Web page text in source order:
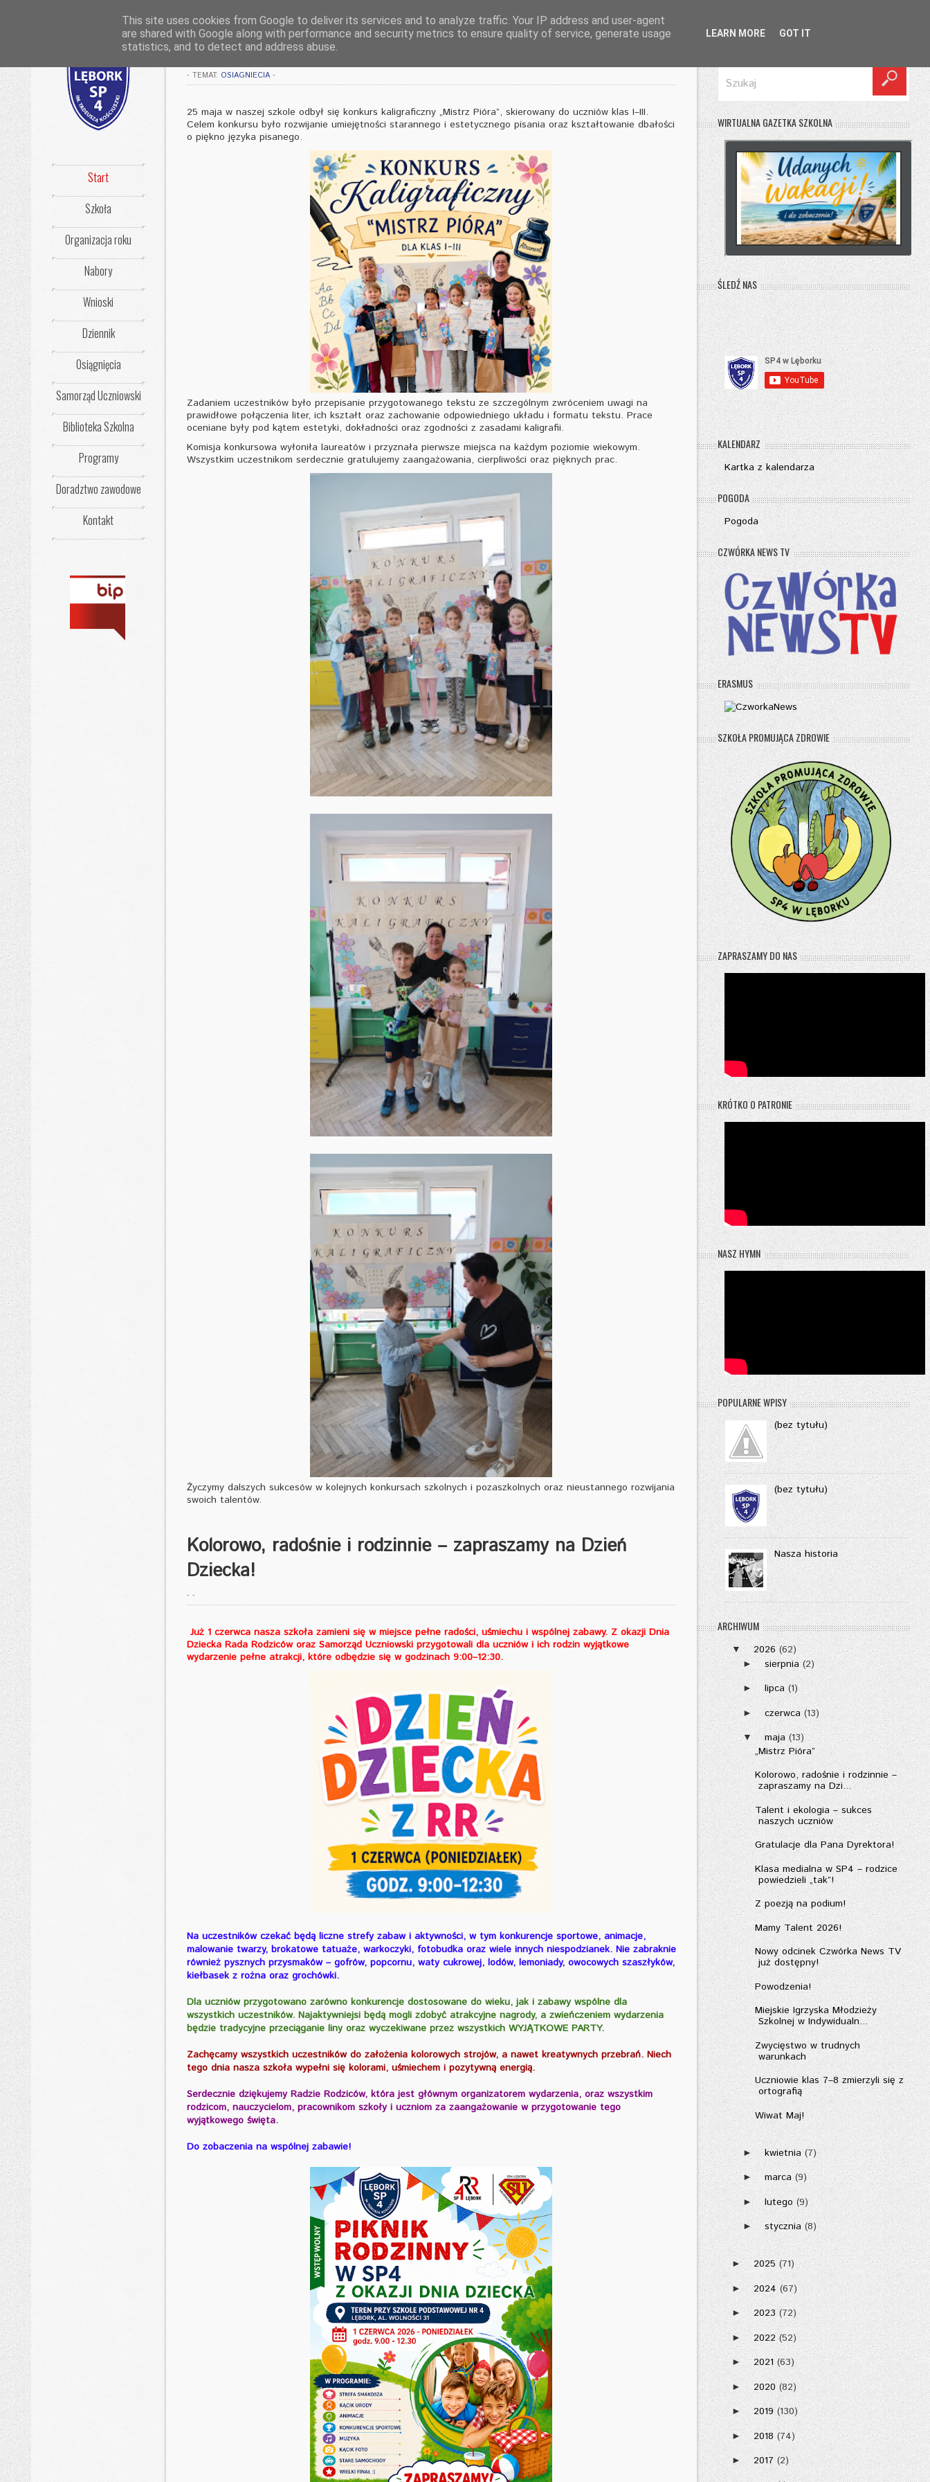
Start
Szkoła
Organizacja roku
Nabory
Wnioski
Dziennik
Osiągnięcia
Samorząd Uczniowski
Biblioteka Szkolna
Programy
Doradztwo zawodowe
Kontakt
„Mistrz Pióra”
- TEMAT: OSIAGNIECIA -
25 maja w naszej szkole odbył się konkurs kaligraficzny „Mistrz Pióra”, skierowany do uczniów klas I–III.
Celem konkursu było rozwijanie umiejętności starannego i estetycznego pisania oraz kształtowanie dbałości
o piękno języka pisanego.
Zadaniem uczestników było przepisanie przygotowanego tekstu ze szczególnym zwróceniem uwagi na
prawidłowe połączenia liter, ich kształt oraz zachowanie odpowiedniego układu i formatu tekstu. Prace
oceniane były pod kątem estetyki, dokładności oraz zgodności z zasadami kaligrafii.
Komisja konkursowa wyłoniła laureatów i przyznała pierwsze miejsca na każdym poziomie wiekowym.
Wszystkim uczestnikom serdecznie gratulujemy zaangażowania, cierpliwości oraz pięknych prac.
Życzymy dalszych sukcesów w kolejnych konkursach szkolnych i pozaszkolnych oraz nieustannego rozwijania
swoich talentów.
Kolorowo, radośnie i rodzinnie – zapraszamy na Dzień
Dziecka!
- -
Już 1 czerwca nasza szkoła zamieni się w miejsce pełne radości, uśmiechu i wspólnej zabawy. Z okazji Dnia
Dziecka Rada Rodziców oraz Samorząd Uczniowski przygotowali dla uczniów i ich rodzin wyjątkowe
wydarzenie pełne atrakcji, które odbędzie się w godzinach 9:00–12:30.
Na uczestników czekać będą liczne strefy zabaw i aktywności, w tym konkurencje sportowe, animacje,
malowanie twarzy, brokatowe tatuaże, warkoczyki, fotobudka oraz wiele innych niespodzianek. Nie zabraknie
również pysznych przysmaków – gofrów, popcornu, waty cukrowej, lodów, lemoniady, owocowych szaszłyków,
kiełbasek z rożna oraz grochówki.
Dla uczniów przygotowano zarówno konkurencje dostosowane do wieku, jak i zabawy wspólne dla
wszystkich uczestników. Najaktywniejsi będą mogli zdobyć atrakcyjne nagrody, a zwieńczeniem wydarzenia
będzie tradycyjne przeciąganie liny oraz wyczekiwane przez wszystkich WYJĄTKOWE PARTY.
Zachęcamy wszystkich uczestników do założenia kolorowych strojów, a nawet kreatywnych przebrań. Niech
tego dnia nasza szkoła wypełni się kolorami, uśmiechem i pozytywną energią.
Serdecznie dziękujemy Radzie Rodziców, która jest głównym organizatorem wydarzenia, oraz wszystkim
rodzicom, nauczycielom, pracownikom szkoły i uczniom za zaangażowanie w przygotowanie tego
wyjątkowego święta.
Do zobaczenia na wspólnej zabawie!
WIRTUALNA GAZETKA SZKOLNA
ŚLEDŹ NAS
KALENDARZ
Kartka z kalendarza
POGODA
Pogoda
CZWÓRKA NEWS TV
ERASMUS
SZKOŁA PROMUJĄCA ZDROWIE
ZAPRASZAMY DO NAS
KRÓTKO O PATRONIE
NASZ HYMN
POPULARNE WPISY
(bez tytułu)
(bez tytułu)
Nasza historia
ARCHIWUM
▼ 2026 (62)
► sierpnia (2)
► lipca (1)
► czerwca (13)
▼ maja (13)
„Mistrz Pióra”
Kolorowo, radośnie i rodzinnie –
zapraszamy na Dzi...
Talent i ekologia – sukces
naszych uczniów
Gratulacje dla Pana Dyrektora!
Klasa medialna w SP4 – rodzice
powiedzieli „tak”!
Z poezją na podium!
Mamy Talent 2026!
Nowy odcinek Czwórka News TV
już dostępny!
Powodzenia!
Miejskie Igrzyska Młodzieży
Szkolnej w Indywidualn...
Zwycięstwo w trudnych
warunkach
Uczniowie klas 7–8 zmierzyli się z
ortografią
Wiwat Maj!
► kwietnia (7)
► marca (9)
► lutego (9)
► stycznia (8)
► 2025 (71)
► 2024 (67)
► 2023 (72)
► 2022 (52)
► 2021 (63)
► 2020 (82)
► 2019 (130)
► 2018 (74)
► 2017 (2)
This site uses cookies from Google to deliver its services and to analyze traffic. Your IP address and user-agent
are shared with Google along with performance and security metrics to ensure quality of service, generate usage
statistics, and to detect and address abuse.
LEARN MORE GOT IT